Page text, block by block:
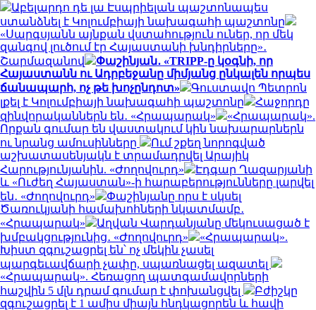
Աբելարդո դե լա Էսպրիելան պաշտոնապես
ստանձնել է Կոլումբիայի նախագահի պաշտոնը
«Սարգսյանն այնքան վստահություն ուներ, որ մեկ
զանգով լուծում էր Հայաստանի խնդիրները»․
Շարմազանով
Փաշինյան․ «TRIPP-ը կօգնի, որ
Հայաստանն ու Ադրբեջանը միմյանց ընկալեն որպես
ճանապարհ, ոչ թե խոչընդոտ»
Գուստավո Պետրոն
լքել է Կոլումբիայի նախագահի պաշտոնը
Հաջորդը
զինվորականներն են․ «Հրապարակ»
«Հրապարակ».
Որքան գումար են վաստակում կին նախարարներն
ու նրանց ամուսինները
Ում շքեղ նորոգված
աշխատասենյակն է տրամադրվել Արայիկ
Հարությունյանին. «Ժողովուրդ»
Էդգար Ղազարյանի
և «Ուժեղ Հայաստան»-ի հարաբերությունները լարվել
են․ «Ժողովուրդ»
Փաշինյանը որս է սկսել
Ծառուկյանի համախոհների նկատմամբ․
«Հրապարակ»
Աղվան Վարդանյանը մեկուսացած է
խմբակցությունից․ «Ժողովուրդ»
«Հրապարակ».
Խիստ զգուշացրել են՝ ոչ մեկին չասել
պարգեւավճարի չափը, սպառնացել ազատել
«Հրապարակ». Հեռացող պատգամավորների
հաշվին 5 մլն դրամ գումար է փոխանցվել
Բժիշկը
զգուշացրել է 1 ամիս միայն հնդկացորեն և հավի